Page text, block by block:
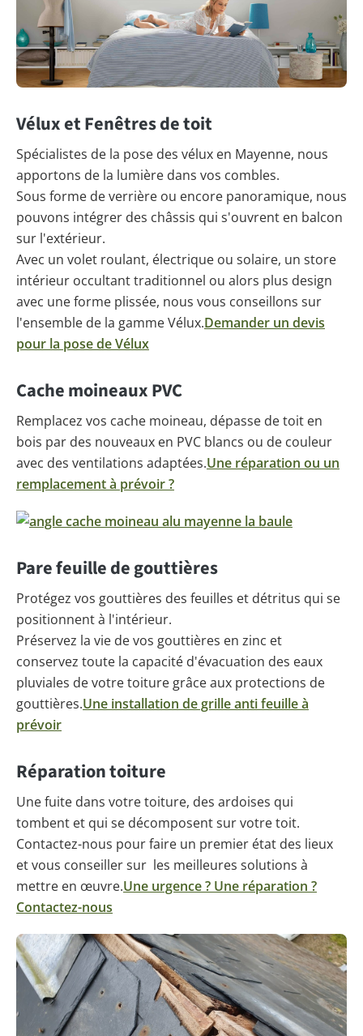
Vélux et Fenêtres de toit
Spécialistes de la pose des vélux en Mayenne, nous
apportons de la lumière dans vos combles.
Sous forme de verrière ou encore panoramique, nous
pouvons intégrer des châssis qui s'ouvrent en balcon
sur l'extérieur.
Avec un volet roulant, électrique ou solaire, un store
intérieur occultant traditionnel ou alors plus design
avec une forme plissée, nous vous conseillons sur
l'ensemble de la gamme Vélux.Demander un devis
pour la pose de Vélux
Cache moineaux PVC
Remplacez vos cache moineau, dépasse de toit en
bois par des nouveaux en PVC blancs ou de couleur
avec des ventilations adaptées.Une réparation ou un
remplacement à prévoir ?
Pare feuille de gouttières
Protégez vos gouttières des feuilles et détritus qui se
positionnent à l'intérieur.
Préservez la vie de vos gouttières en zinc et
conservez toute la capacité d'évacuation des eaux
pluviales de votre toiture grâce aux protections de
gouttières.Une installation de grille anti feuille à
prévoir
Réparation toiture
Une fuite dans votre toiture, des ardoises qui
tombent et qui se décomposent sur votre toit.
Contactez-nous pour faire un premier état des lieux
et vous conseiller sur les meilleures solutions à
mettre en œuvre.Une urgence ? Une réparation ?
Contactez-nous